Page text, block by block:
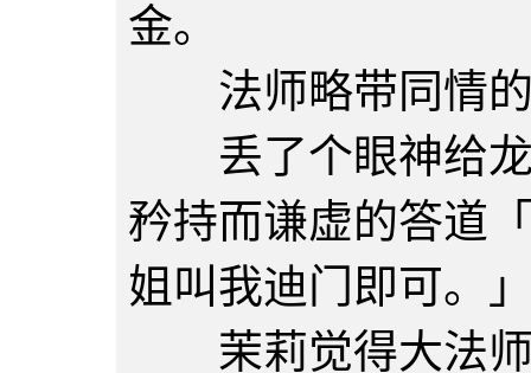
金。
法师略带同情的
丢了个眼神给龙
矜持而谦虚的答道
姐叫我迪门即可。
茉莉觉得大法师